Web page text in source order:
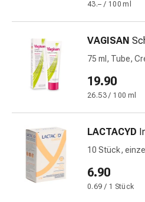
Hautpflege
Ekzeme
Juckreiz
Hühneraugen
Warzen
Fusspilz
Haut
Krankhaftes
43.– / 100 ml
VAGISAN
75 ml, Tube,
19.90
26.53 / 100 ml
LACTACYD
10 Stück,
6.90
0.69 / 1 Stück